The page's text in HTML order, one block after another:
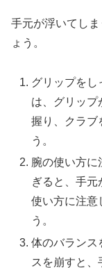
手元が浮いてし
ょう。
グリップをし
は、グリップ
握り、クラブ
う。
腕の使い方に
ぎると、手
使い方に注意
う。
体のバランス
スを崩すと、